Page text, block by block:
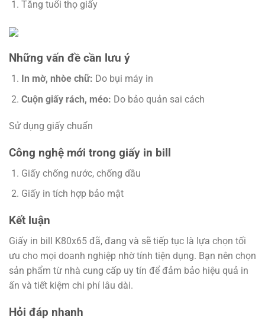
Tăng tuổi thọ giấy
Những vấn đề cần lưu ý
In mờ, nhòe chữ: Do bụi máy in
Cuộn giấy rách, méo: Do bảo quản sai cách
Sử dụng giấy chuẩn
Công nghệ mới trong giấy in bill
Giấy chống nước, chống dầu
Giấy in tích hợp bảo mật
Kết luận
Giấy in bill K80x65 đã, đang và sẽ tiếp tục là lựa chọn tối
ưu cho mọi doanh nghiệp nhờ tính tiện dụng. Bạn nên chọn
sản phẩm từ nhà cung cấp uy tín để đảm bảo hiệu quả in
ấn và tiết kiệm chi phí lâu dài.
Hỏi đáp nhanh